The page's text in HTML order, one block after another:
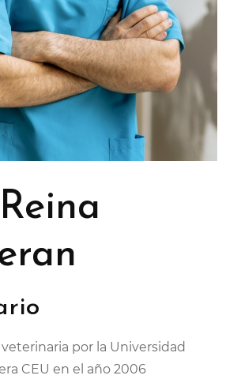
por la Universidad
CEU en el año 2006